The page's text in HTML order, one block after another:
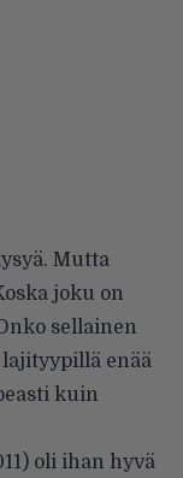
Mutta
joku on
sellainen
enää
kuin
oli ihan hyvä